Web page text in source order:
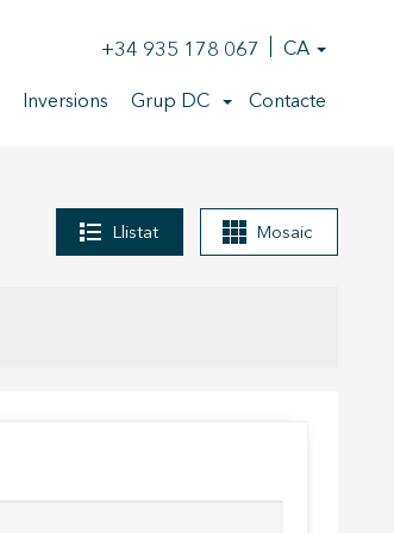
+34 935 178 067 CA
Inversions Grup DC Contacte
Llistat Mosaic